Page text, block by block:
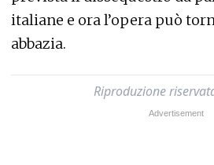
italiane e ora l’opera può
abbazia.
Riproduzione